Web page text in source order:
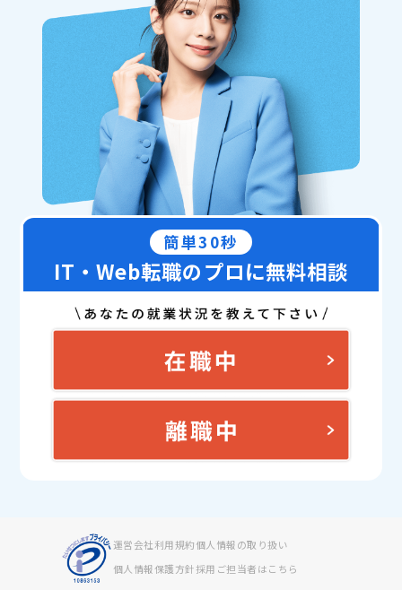
簡単30秒
IT・Web転職のプロに無料相談
運営会社利用規約個人情報の取り扱い
個人情報保護方針採用ご担当者はこちら